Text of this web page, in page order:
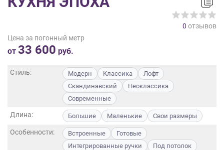
0 отзывов
Цена за погонный метр
от 33 600 руб.
Стиль: Модерн Классика
Лофт
Скандинавский
Неоклассика
Современные
Длина: Большие Маленькие Свои размеры
Особенности: Встроенные
Готовые
Интегрированные ручки
Под потолок
данных ,
Согласие
данных
программами